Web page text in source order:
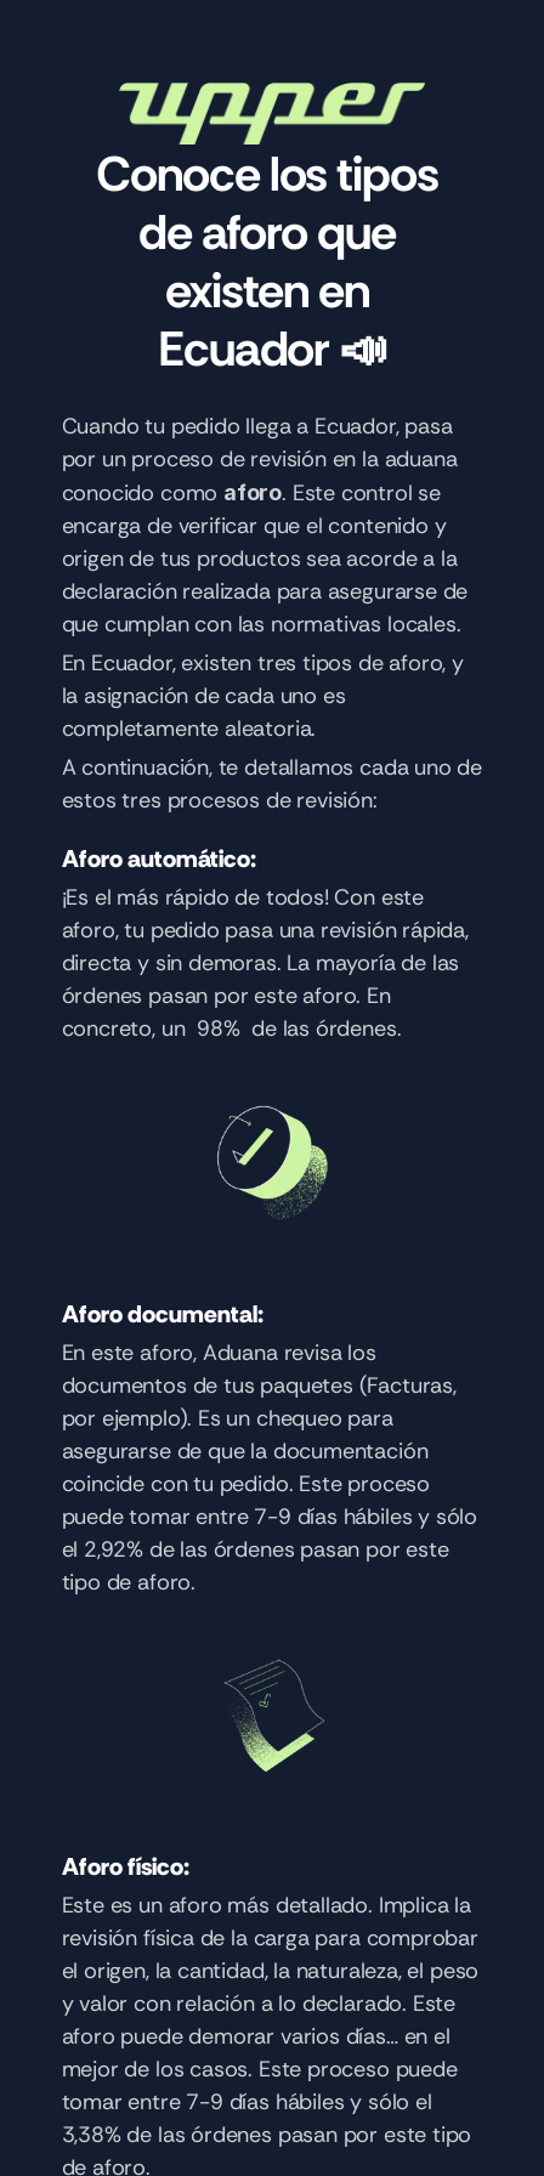
Conoce los tipos
de aforo que
existen en
Ecuador 📣
Cuando tu pedido llega a Ecuador, pasa
por un proceso de revisión en la aduana
conocido como aforo. Este control se
encarga de verificar que el contenido y
origen de tus productos sea acorde a la
declaración realizada para asegurarse de
que cumplan con las normativas locales.
En Ecuador, existen tres tipos de aforo, y
la asignación de cada uno es
completamente aleatoria.
A continuación, te detallamos cada uno de
estos tres procesos de revisión:
Aforo automático:
¡Es el más rápido de todos! Con este
aforo, tu pedido pasa una revisión rápida,
directa y sin demoras. La mayoría de las
órdenes pasan por este aforo. En
concreto, un  98%  de las órdenes.
Aforo documental:
En este aforo, Aduana revisa los
documentos de tus paquetes (Facturas,
por ejemplo). Es un chequeo para
asegurarse de que la documentación
coincide con tu pedido. Este proceso
puede tomar entre 7-9 días hábiles y sólo
el 2,92% de las órdenes pasan por este
tipo de aforo.
Aforo físico:
Este es un aforo más detallado. Implica la
revisión física de la carga para comprobar
el origen, la cantidad, la naturaleza, el peso
y valor con relación a lo declarado. Este
aforo puede demorar varios días… en el
mejor de los casos. Este proceso puede
tomar entre 7-9 días hábiles y sólo el
3,38% de las órdenes pasan por este tipo
de aforo.